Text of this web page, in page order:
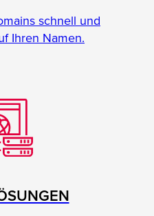
schnell und
Ihren Namen.